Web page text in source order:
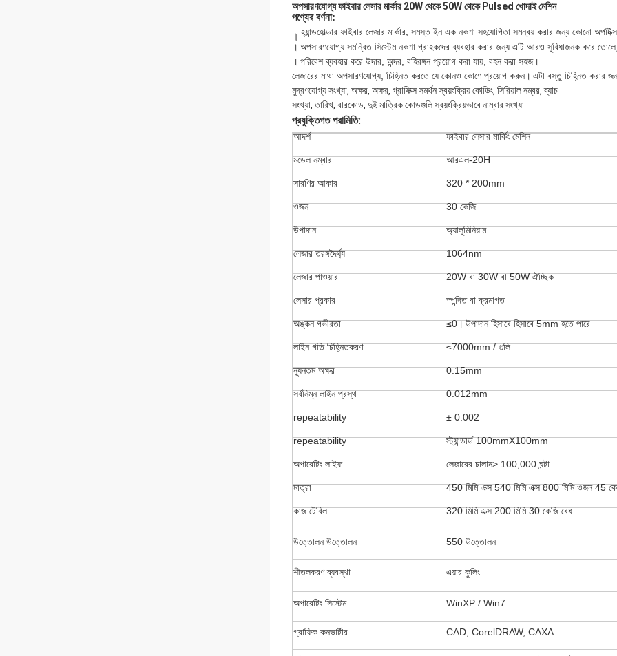
অপসারণযোগ্য ফাইবার লেসার মার্কার 20W থেকে 50W থেকে Pulsed খোদাই মেশিন
পণ্যের বর্ণনা:
। হ্যান্ডহোল্ডার ফাইবার লেজার মার্কার, সমস্ত ইন এক নকশা সহযোগিতা সমন্বয় করার জন্য কোনো
। অপসারণযোগ্য সমন্বিত সিস্টেম নকশা গ্রাহকদের ব্যবহার করার জন্য এটি আরও সুবিধাজনক করে
। পরিবেশ ব্যবহার করে উদার, অন্দর, বহিরঙ্গন প্রয়োগ করা যায়, বহন করা সহজ।
লেজারের মাথা অপসারণযোগ্য, চিহ্নিত করতে যে কোনও কোণে প্রয়োগ করুন। এটা বস্তু চিহ্নিত করার
মুদ্রণযোগ্য সংখ্যা, অক্ষর, অক্ষর, গ্রাফিক্স সমর্থন স্বয়ংক্রিয় কোডিং, সিরিয়াল নম্বর, ব্যাচ
সংখ্যা, তারিখ, বারকোড, দুই মাত্রিক কোডগুলি স্বয়ংক্রিয়ভাবে নাম্বার সংখ্যা
প্রযুক্তিগত পরামিতি:
আদর্শ ফাইবার লেসার মার্কিং মেশিন
মডেল নম্বার আরএল-20H
সারণির আকার 320 * 200mm
ওজন 30 কেজি
উপাদান অ্যালুমিনিয়াম
লেজার তরঙ্গদৈর্ঘ্য 1064nm
লেজার পাওয়ার 20W বা 30W বা 50W ঐচ্ছিক
লেসার প্রকার স্পন্দিত বা ক্রমাগত
অঙ্কন গভীরতা ≤0।উপাদান হিসাবে হিসাবে 5mm হতে পারে
লাইন গতি চিহ্নিতকরণ ≤7000mm / গুলি
ন্যূনতম অক্ষর 0.15mm
সর্বনিম্ন লাইন প্রস্থ 0.012mm
repeatability ± 0.002
repeatability স্ট্যান্ডার্ড 100mmX100mm
অপারেটিং লাইফ লেজারের চালান> 100,000 ঘন্টা
মাত্রা 450 মিমি এক্স 540 মিমি এক্স 800 মিমি ওজন 45
কাজ টেবিল 320 মিমি এক্স 200 মিমি 30 কেজি বেধ
উত্তোলন উত্তোলন 550 উত্তোলন
শীতলকরণ ব্যবস্থা এয়ার কুলিং
অপারেটিং সিস্টেম WinXP / Win7
গ্রাফিক কনভার্টার CAD, CorelDRAW, CAXA